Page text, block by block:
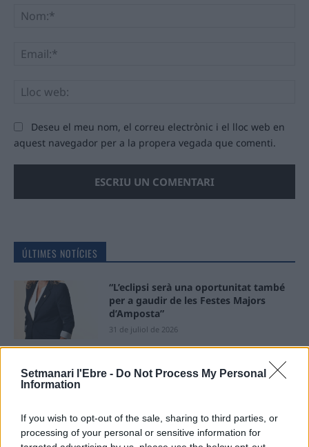
Setmanari l'Ebre - Do Not Process My Personal
Information
If you wish to opt-out of the sale, sharing to third parties, or
processing of your personal or sensitive information for
Deseu el meu nom, el correu electrònic i el lloc web en
aquest navegador per a la propera vegada que comenti.
ÚLTIMES NOTÍCIES
“L’eclipsi serà una oportunitat també
per a gaudir de les Festes Majors
d’Amposta”
31 de juliol de 2026
Blaumut lidera el cartell musical de les
Festes